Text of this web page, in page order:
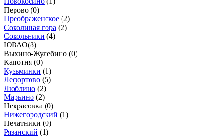
Перово (0)
Преображенское (2)
Соколиная гора (2)
Сокольники (4)
ЮВАО(8)
Выхино-Жулебино (0)
Капотня (0)
Кузьминки (1)
Лефортово (5)
Люблино (2)
Марьино (2)
Некрасовка (0)
Нижегородский (1)
Печатники (0)
Рязанский (1)